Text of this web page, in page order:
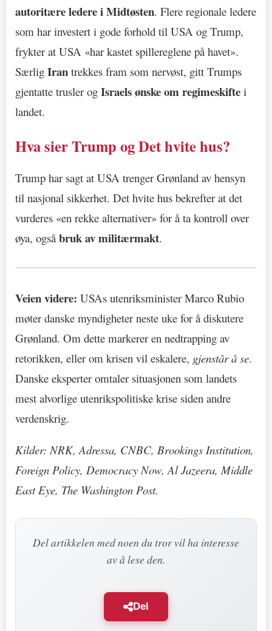
autoritære ledere i Midtøsten. Flere regionale ledere
som har investert i gode forhold til USA og Trump,
frykter at USA «har kastet spillereglene på havet».
Særlig Iran trekkes fram som nervøst, gitt Trumps
gjentatte trusler og Israels ønske om regimeskifte i
landet.
Hva sier Trump og Det hvite hus?
Trump har sagt at USA trenger Grønland av hensyn
til nasjonal sikkerhet. Det hvite hus bekrefter at det
vurderes «en rekke alternativer» for å ta kontroll over
øya, ogsåbruk av militærmakt.
Veien videre: USAs utenriksminister Marco Rubio
møter danske myndigheter neste uke for å diskutere
Grønland. Om dette markerer en nedtrapping av
retorikken, eller om krisen vil eskalere, gjenstår å se.
Danske eksperter omtaler situasjonen som landets
mest alvorlige utenrikspolitiske krise siden andre
verdenskrig.
Kilder: NRK, Adressa, CNBC, Brookings Institution,
Foreign Policy, Democracy Now, Al Jazeera, Middle
East Eye, The Washington Post.
Del artikkelen med noen du tror vil ha interesse
av å lese den.
Del